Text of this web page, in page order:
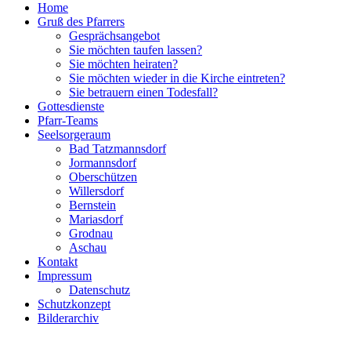
Home
Gruß des Pfarrers
Gesprächsangebot
Sie möchten taufen lassen?
Sie möchten heiraten?
Sie möchten wieder in die Kirche eintreten?
Sie betrauern einen Todesfall?
Gottesdienste
Pfarr-Teams
Seelsorgeraum
Bad Tatzmannsdorf
Jormannsdorf
Oberschützen
Willersdorf
Bernstein
Mariasdorf
Grodnau
Aschau
Kontakt
Impressum
Datenschutz
Schutzkonzept
Bilderarchiv